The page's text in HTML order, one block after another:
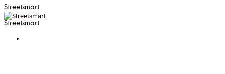
Streetsmart
Streetsmart